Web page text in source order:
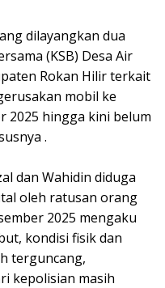
dilayangkan dua
(KSB) Desa Air
Rokan Hilir terkait
mobil ke
2025 hingga kini belum
.
dan Wahidin diduga
oleh ratusan orang
2025 mengaku
kondisi fisik dan
terguncang,
kepolisian masih